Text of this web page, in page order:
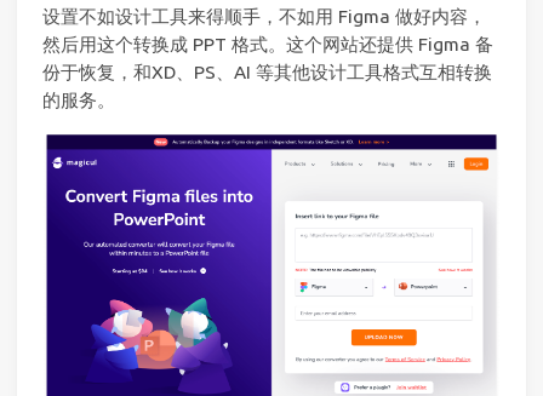
设置不如设计工具来得顺手，不如用 Figma 做好内容，
然后用这个转换成 PPT 格式。这个网站还提供 Figma 备
份于恢复，和XD、PS、AI 等其他设计工具格式互相转换
的服务。